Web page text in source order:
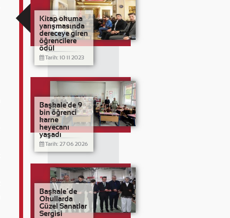
Kitap okuma
yarışmasında
dereceye giren
öğrencilere
ödül
Tarih: 10 11 2023
Başkale'de 9
bin öğrenci
karne
heyecanı
yaşadı
Tarih: 27 06 2026
Başkale´de
Okullarda
Güzel Sanatlar
Sergisi